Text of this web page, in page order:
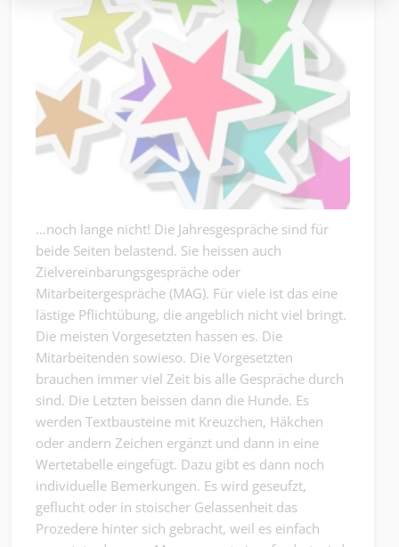
…noch lange nicht! Die Jahresgespräche sind für
beide Seiten belastend. Sie heissen auch
Zielvereinbarungsgespräche oder
Mitarbeitergespräche (MAG). Für viele ist das eine
lästige Pflichtübung, die angeblich nicht viel bringt.
Die meisten Vorgesetzten hassen es. Die
Mitarbeitenden sowieso. Die Vorgesetzten
brauchen immer viel Zeit bis alle Gespräche durch
sind. Die Letzten beissen dann die Hunde. Es
werden Textbausteine mit Kreuzchen, Häkchen
oder andern Zeichen ergänzt und dann in eine
Wertetabelle eingefügt. Dazu gibt es dann noch
individuelle Bemerkungen. Es wird geseufzt,
geflucht oder in stoischer Gelassenheit das
Prozedere hinter sich gebracht, weil es einfach